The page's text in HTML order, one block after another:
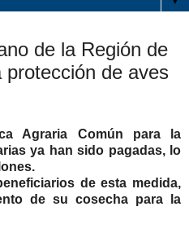
de la Región de
protección de aves
Agraria Común para la
ya han sido pagadas, lo
de esta medida,
de su cosecha para la